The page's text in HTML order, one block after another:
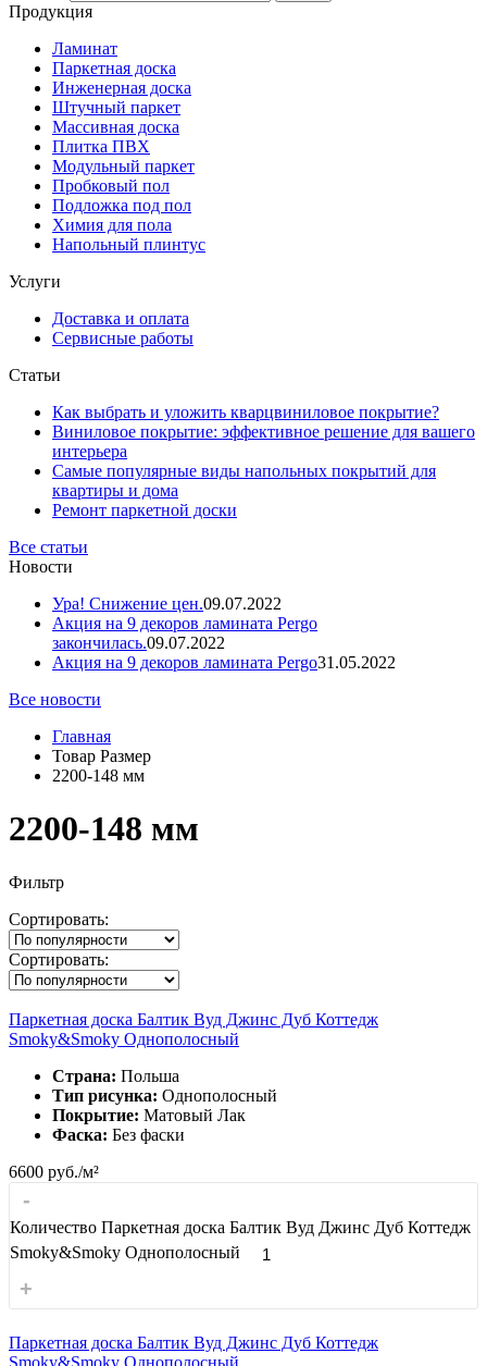
Продукция
Ламинат
Паркетная доска
Инженерная доска
Штучный паркет
Массивная доска
Плитка ПВХ
Модульный паркет
Пробковый пол
Подложка под пол
Химия для пола
Напольный плинтус
Услуги
Доставка и оплата
Сервисные работы
Статьи
Как выбрать и уложить кварцвиниловое покрытие?
Виниловое покрытие: эффективное решение для вашего
интерьера
Самые популярные виды напольных покрытий для
квартиры и дома
Ремонт паркетной доски
Все статьи
Новости
Ура! Снижение цен.09.07.2022
Акция на 9 декоров ламината Pergo
закончилась.09.07.2022
Акция на 9 декоров ламината Pergo31.05.2022
Все новости
Главная
Товар Размер
2200-148 мм
2200-148 мм
Фильтр
Сортировать:
Сортировать:
Паркетная доска Балтик Вуд Джинс Дуб Коттедж
Smoky&Smoky Однополосный
Страна: Польша
Тип рисунка: Однополосный
Покрытие: Матовый Лак
Фаска: Без фаски
6600 руб./м²
-
Количество Паркетная доска Балтик Вуд Джинс Дуб Коттедж
Smoky&Smoky Однополосный
+
Паркетная доска Балтик Вуд Джинс Дуб Коттедж
Smoky&Smoky Однополосный